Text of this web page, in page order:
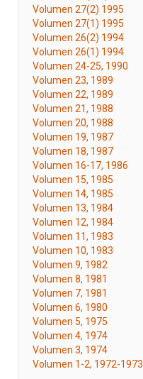
Volumen 27(2) 1995
Volumen 27(1) 1995
Volumen 26(2) 1994
Volumen 26(1) 1994
Volumen 24-25, 1990
Volumen 23, 1989
Volumen 22, 1989
Volumen 21, 1988
Volumen 20, 1988
Volumen 19, 1987
Volumen 18, 1987
Volumen 16-17, 1986
Volumen 15, 1985
Volumen 14, 1985
Volumen 13, 1984
Volumen 12, 1984
Volumen 11, 1983
Volumen 10, 1983
Volumen 9, 1982
Volumen 8, 1981
Volumen 7, 1981
Volumen 6, 1980
Volumen 5, 1975
Volumen 4, 1974
Volumen 3, 1974
Volumen 1-2, 1972-1973